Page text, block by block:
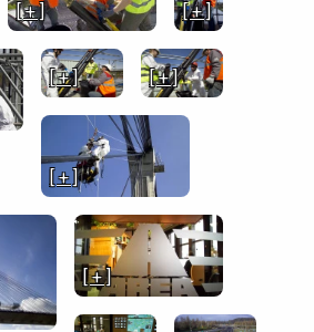
[ + ] [ + ]
[ + ] [ + ]
[ + ]
[ + ]